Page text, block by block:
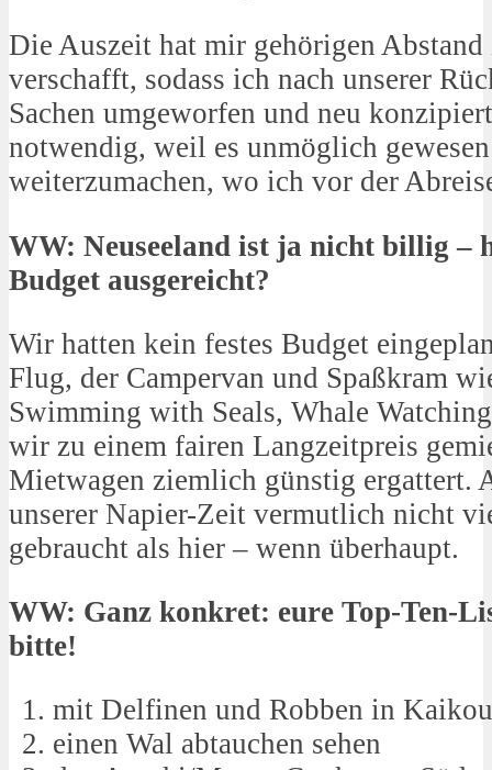
Die Auszeit hat mir gehörigen Abstand
verschafft, sodass ich nach unserer
Sachen umgeworfen und neu
notwendig, weil es unmöglich
weiterzumachen, wo ich vor der
WW: Neuseeland ist ja nicht billig –
Budget ausgereicht?
Wir hatten kein festes Budget
Flug, der Campervan und Spaßkram
Swimming with Seals, Whale
wir zu einem fairen Langzeitpreis
Mietwagen ziemlich günstig ergattert.
unserer Napier-Zeit vermutlich nicht
gebraucht als hier – wenn überhaupt.
WW: Ganz konkret: eure Top-Ten-
bitte!
mit Delfinen und Robben in
einen Wal abtauchen sehen